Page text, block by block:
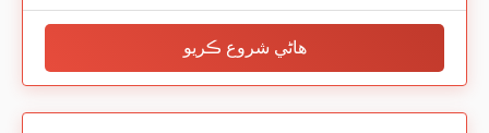
هاڻي شروع ڪريو